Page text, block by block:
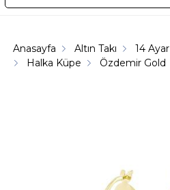
Anasayfa Altın Takı 14 Ayar
Halka Küpe
Özdemir Gold